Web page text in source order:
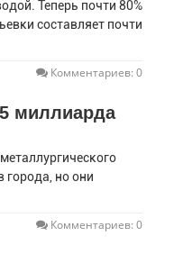
Теперь почти 80%
составляет почти
Комментариев: 0
миллиарда
города, но они
Комментариев: 0